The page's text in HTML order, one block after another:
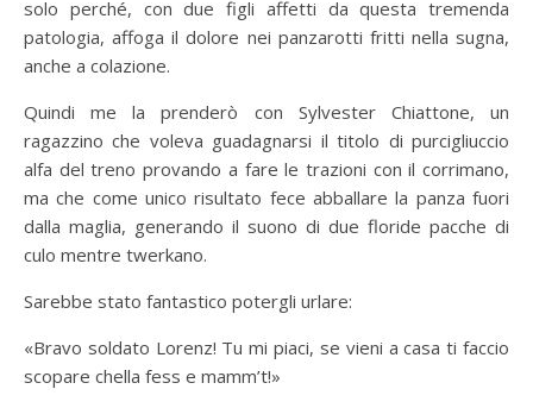
solo perché, con due figli affetti da questa tremenda
patologia, affoga il dolore nei panzarotti fritti nella sugna,
anche a colazione.
Quindi me la prenderò con Sylvester Chiattone, un
ragazzino che voleva guadagnarsi il titolo di purcigliuccio
alfa del treno provando a fare le trazioni con il corrimano,
ma che come unico risultato fece abballare la panza fuori
dalla maglia, generando il suono di due floride pacche di
culo mentre twerkano.
Sarebbe stato fantastico potergli urlare:
«Bravo soldato Lorenz! Tu mi piaci, se vieni a casa ti faccio
scopare chella fess e mamm’t!»